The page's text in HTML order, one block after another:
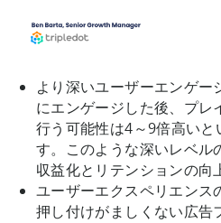
より深いユーザーエンゲー
にエンゲージした後、プレ
行う可能性は4～9倍高いと
す。このような深いレベル
収益化とリテンションの向
ユーザーエクスペリエンス
押し付けがましくない広告